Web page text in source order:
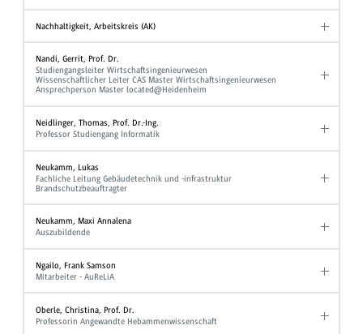
Nachhaltigkeit, Arbeitskreis (AK)
Nandi, Gerrit, Prof. Dr.
Studiengangsleiter Wirtschaftsingenieurwesen
Wissenschaftlicher Leiter CAS Master Wirtschaftsingenieurwesen
Ansprechperson Master located@Heidenheim
Neidlinger, Thomas, Prof. Dr.-Ing.
Professor Studiengang Informatik
Neukamm, Lukas
Fachliche Leitung Gebäudetechnik und -infrastruktur
Brandschutzbeauftragter
Neukamm, Maxi Annalena
Auszubildende
Ngailo, Frank Samson
Mitarbeiter - AuReLiA
Oberle, Christina, Prof. Dr.
Professorin Angewandte Hebammenwissenschaft